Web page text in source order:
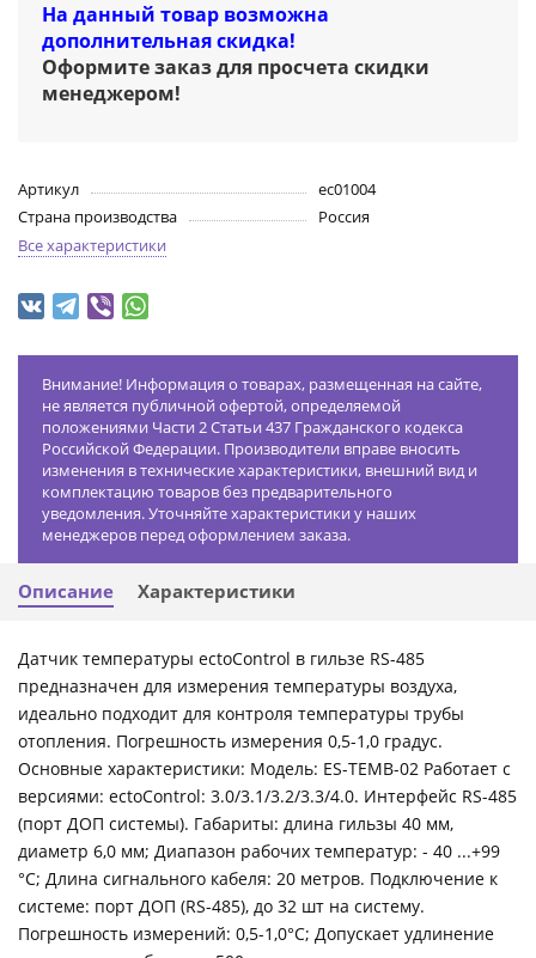
На данный товар возможна
дополнительная скидка!
Оформите заказ для просчета скидки
менеджером!
Артикул
ec01004
Страна производства
Россия
Все характеристики
Внимание! Информация о товарах, размещенная на сайте,
не является публичной офертой, определяемой
положениями Части 2 Статьи 437 Гражданского кодекса
Российской Федерации. Производители вправе вносить
изменения в технические характеристики, внешний вид и
комплектацию товаров без предварительного
уведомления. Уточняйте характеристики у наших
менеджеров перед оформлением заказа.
Описание Характеристики
Датчик температуры ectoControl в гильзе RS-485
предназначен для измерения температуры воздуха,
идеально подходит для контроля температуры трубы
отопления. Погрешность измерения 0,5-1,0 градус.
Основные характеристики: Модель: ES-TEMB-02 Работает с
версиями: ectoControl: 3.0/3.1/3.2/3.3/4.0. Интерфейс RS-485
(порт ДОП системы). Габариты: длина гильзы 40 мм,
диаметр 6,0 мм; Диапазон рабочих температур: - 40 ...+99
°С; Длина сигнального кабеля: 20 метров. Подключение к
системе: порт ДОП (RS-485), до 32 шт на систему.
Погрешность измерений: 0,5-1,0°С; Допускает удлинение